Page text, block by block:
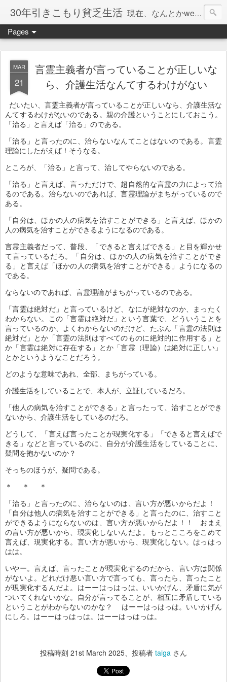
30年引きこもり貧乏生活 現在、なんとかweb系の仕事で食べています。このブログで扱う問題は「この世とはなにか」「人生とはなにか」「人間とはなにか」「強迫神経症の原因と解決法」「うつ病の原因と寄り添う方法」「家族の問題」などについてです。
Pages
MAR
21
言霊主義者が言っていることが正しいな
ら、介護生活なんてするわけがない
だいたい、言霊主義者が言っていることが正しいなら、介護生活な
んてするわけがないのである。親の介護ということにしておこう。
「治る」と言えば「治る」のである。
「治る」と言ったのに、治らないなんてことはないのである。言霊
理論にしたがえば！そうなる。
ところが、「治る」と言って、治してやらないのである。
「治る」と言えば、言っただけで、超自然的な言霊の力によって治
るのである。治らないのであれば、言霊理論がまちがっているので
ある。
「自分は、ほかの人の病気を治すことができる」と言えば、ほかの
人の病気を治すことができるようになるのである。
言霊主義者だって、普段、「できると言えばできる」と目を輝かせ
て言っているだろ。「自分は、ほかの人の病気を治すことができ
る」と言えば「ほかの人の病気を治すことができる」ようになるの
である。
ならないのであれば、言霊理論がまちがっているのである。
「言霊は絶対だ」と言っているけど、なにが絶対なのか、まったく
わからない。この「言霊は絶対だ」という言葉で、どういうことを
言っているのか、よくわからないのだけど、たぶん「言霊の法則は
絶対だ」とか「言霊の法則はすべてのものに絶対的に作用する」と
か「言霊は絶対に存在する」とか「言霊（理論）は絶対に正しい」
とかというようなことだろう。
どのような意味であれ、全部、まちがっている。
介護生活をしていることで、本人が、立証しているだろ。
「他人の病気を治すことができる」と言ったって、治すことができ
ないから、介護生活をしているのだろ。
どうして、「言えば言ったことが現実化する」「できると言えばで
きる」などと言っているのに、自分が介護生活をしていることに、
疑問を抱かないのか？
そっちのほうが、疑問である。
＊ ＊ ＊
「治る」と言ったのに、治らないのは、言い方が悪いからだよ！
「自分は他人の病気を治すことができる」と言ったのに、治すこと
ができるようにならないのは、言い方が悪いからだよ！！ おまえ
の言い方が悪いから、現実化しないんだよ。もっとこころをこめて
言えば、現実化する。言い方が悪いから、現実化しない。はっはっ
はは。
いやー。言えば、言ったことが現実化するのだから、言い方は関係
がないよ。どれだけ悪い言い方で言っても、言ったら、言ったこと
が現実化するんだよ。はーーはっはっは。いいかげん、矛盾に気が
ついてくれないかな。自分が言ってることが、相互に矛盾している
ということがわからないのかな？ はーーはっはっは。いいかげん
にしろ。はーーはっはっは。はーーはっはっは。
投稿時刻 21st March 2025、投稿者 taiga さん